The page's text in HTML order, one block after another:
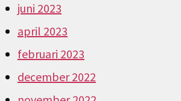
juni 2023
april 2023
februari 2023
december 2022